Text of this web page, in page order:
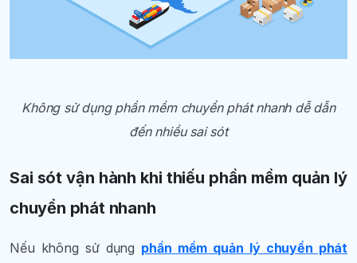
Không sử dụng phần mềm chuyển phát nhanh dễ dẫn
đến nhiều sai sót
Sai sót vận hành khi thiếu phần mềm quản lý
chuyển phát nhanh
Nếu không sử dụng phần mềm quản lý chuyển phát